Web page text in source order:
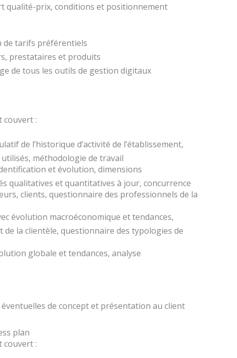
qualité-prix, conditions et positionnement
de tarifs préférentiels
prestataires et produits
de tous les outils de gestion digitaux
couvert :
de l’historique d’activité de l’établissement,
méthodologie de travail
et évolution, dimensions
qualitatives et quantitatives à jour, concurrence
clients, questionnaire des professionnels de la
évolution macroéconomique et tendances,
la clientèle, questionnaire des typologies de
globale et tendances, analyse
de concept et présentation au client
plan
couvert :